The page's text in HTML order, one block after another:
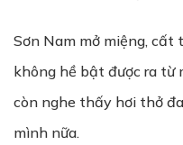
Sơn Nam mở miệng, cất
không hề bật được ra từ
còn nghe thấy hơi thở
mình nữa.